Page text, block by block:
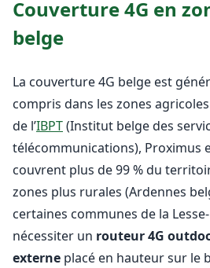
Couverture 4G en
belge
La couverture 4G belge est
compris dans les zones
de l’IBPT(Institut belge des
télécommunications), Proximus
couvrent plus de 99 % du
zones plus rurales (Ardennes
certaines communes de la
nécessiter un routeur 4G
externe placé en hauteur sur le